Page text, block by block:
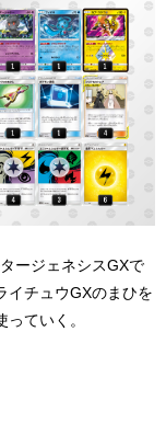
ージェネシスGXで
イチュウGXのまひを
ていく。